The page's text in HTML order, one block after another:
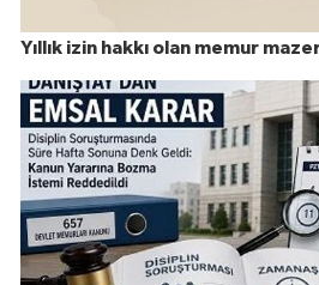
Yıllık izin hakkı olan memur